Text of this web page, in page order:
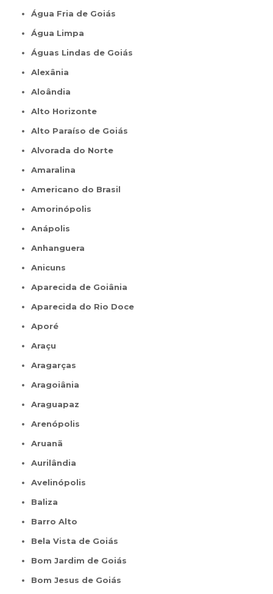
Água Fria de Goiás
Água Limpa
Águas Lindas de Goiás
Alexânia
Aloândia
Alto Horizonte
Alto Paraíso de Goiás
Alvorada do Norte
Amaralina
Americano do Brasil
Amorinópolis
Anápolis
Anhanguera
Anicuns
Aparecida de Goiânia
Aparecida do Rio Doce
Aporé
Araçu
Aragarças
Aragoiânia
Araguapaz
Arenópolis
Aruanã
Aurilândia
Avelinópolis
Baliza
Barro Alto
Bela Vista de Goiás
Bom Jardim de Goiás
Bom Jesus de Goiás